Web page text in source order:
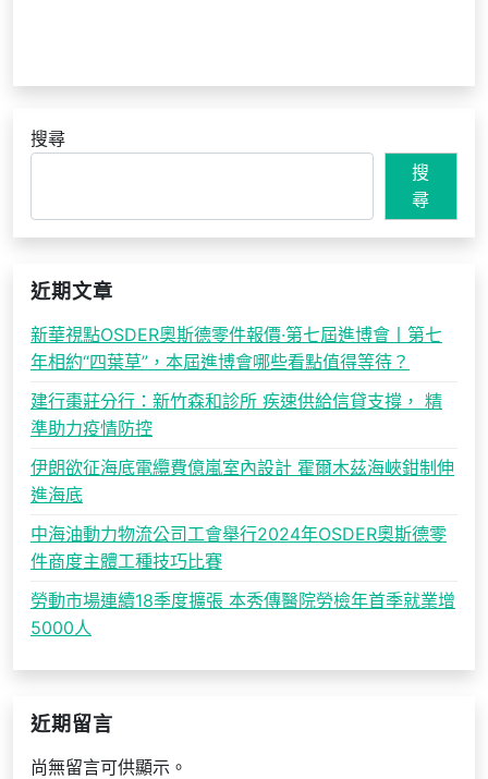
搜尋
搜
尋
近期文章
新華視點OSDER奧斯德零件報價·第七屆進博會丨第七
年相約“四葉草”，本屆進博會哪些看點值得等待？
建行棗莊分行：新竹森和診所 疾速供給信貸支撐， 精
準助力疫情防控
伊朗欲征海底電纜費億嵐室內設計 霍爾木茲海峽鉗制伸
進海底
中海油動力物流公司工會舉行2024年OSDER奧斯德零
件商度主體工種技巧比賽
勞動市場連續18季度擴張 本秀傳醫院勞檢年首季就業增
5000人
近期留言
尚無留言可供顯示。